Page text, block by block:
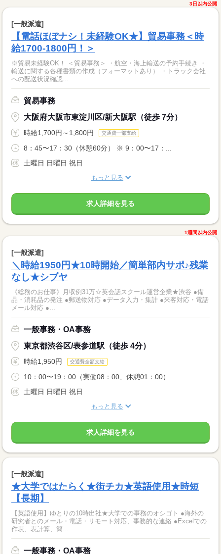
3日以内公開
[一般派遣]
【電話ほぼナシ！未経験OK★】貿易事務＜時
給1700-1800円！＞
※貿易未経験OK！ ＜貿易事務＞ ・航空・海上輸送の予約手続き ・
輸送に関する各種書類の作成（フォーマットあり） ・トラック会社
への配送状況確認...
貿易事務
大阪府大阪市東淀川区/新大阪駅（徒歩 7分）
時給1,700円～1,800円 交通費一部支給
8：45〜17：30（休憩60分） ※ 9：00〜17：...
土曜日 日曜日 祝日
もっと見る
求人詳細を見る
1週間以内公開
[一般派遣]
＼時給1950円★10時開始／簡単部内サポ♪残業
なし★シブヤ
《総務のお仕事》月収例31万☆英会話スクール運営企業★渋谷 ●備
品・消耗品の発注 ●郵送物対応 ●データ入力・集計 ●来客対応・電話
メール対応 ●...
一般事務・OA事務
東京都渋谷区/表参道駅（徒歩 4分）
時給1,950円 交通費全額支給
10：00〜19：00（実働08：00、休憩01：00）
土曜日 日曜日 祝日
もっと見る
求人詳細を見る
[一般派遣]
★大学ではたらく★街チカ★英語使用★時短
【長期】
【英語使用】ゆとりの10時出社★大学での事務のオシゴト ●海外の
研究者とのメール・電話・リモート対応、事務的な連絡 ●Excelでの
作表、表計算、簡...
一般事務・OA事務